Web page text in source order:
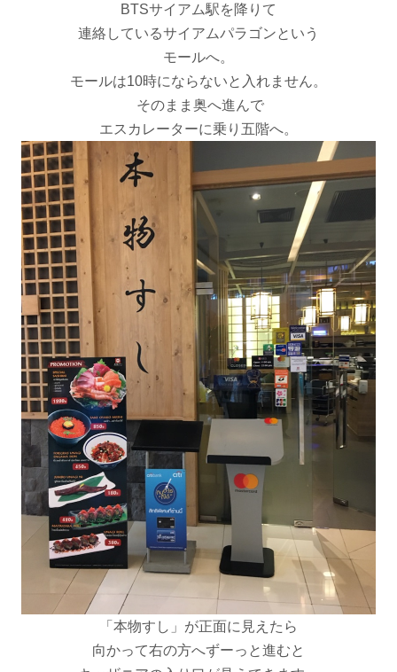
BTSサイアム駅を降りて
連絡しているサイアムパラゴンという
モールへ。
モールは10時にならないと入れません。
そのまま奥へ進んで
エスカレーターに乗り五階へ。
「本物すし」が正面に見えたら
向かって右の方へずーっと進むと